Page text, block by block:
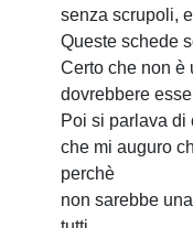
senza scrupoli,
Queste schede
Certo che non è
dovrebbere
Poi si parlava di
che mi auguro
perchè
non sarebbe